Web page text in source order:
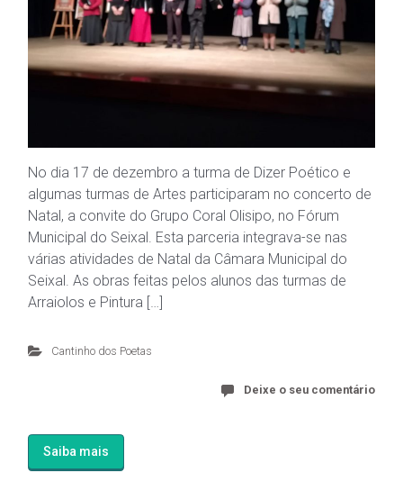
No dia 17 de dezembro a turma de Dizer Poético e
algumas turmas de Artes participaram no concerto de
Natal, a convite do Grupo Coral Olisipo, no Fórum
Municipal do Seixal. Esta parceria integrava-se nas
várias atividades de Natal da Câmara Municipal do
Seixal. As obras feitas pelos alunos das turmas de
Arraiolos e Pintura […]
Cantinho dos Poetas
Deixe o seu comentário
Saiba mais